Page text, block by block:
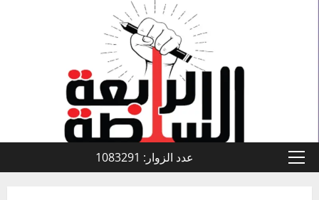
القائمة
عدد الزوار: 1083291